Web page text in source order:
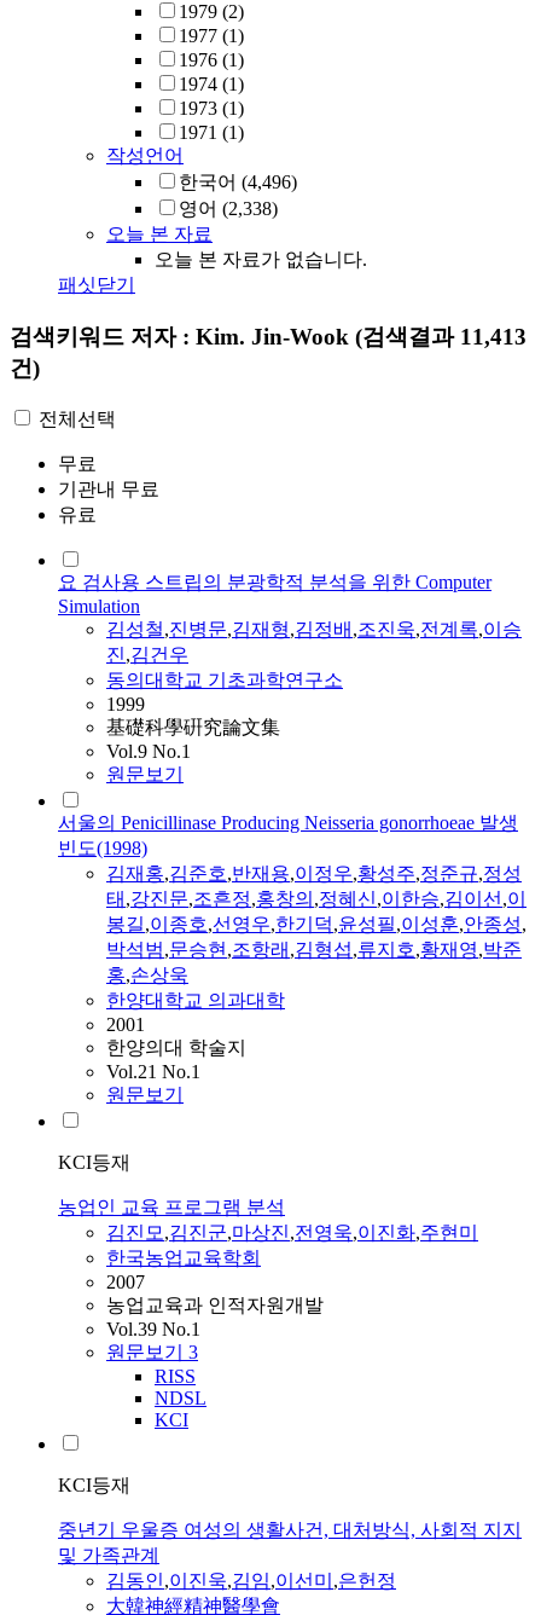
1979 (2)
1977 (1)
1976 (1)
1974 (1)
1973 (1)
1971 (1)
작성언어
한국어 (4,496)
영어 (2,338)
오늘 본 자료
오늘 본 자료가 없습니다.
패싯닫기
검색키워드 저자 : Kim. Jin-Wook (검색결과 11,413
건)
전체선택
무료
기관내 무료
유료
요 검사용 스트립의 분광학적 분석을 위한 Computer
Simulation
김성철,진병문,김재형,김정배 ,조진욱,전계록,이승
진,김건우
동의대학교 기초과학연구소
1999
基礎科學硏究論文集
Vol.9 No.1
원문보기
서울의 Penicillinase Producing Neisseria gonorrhoeae 발생
빈도(1998)
김재홍,김준호,반재용,이정우,황성주,정준규,정성
태 ,강진문,조흔정,홍창의 ,정혜신,이한승,김이선,이
봉길,이종호,선영우,한기덕,윤성필,이성훈,안종성,
박석범,문승현,조항래 ,김형섭,류지호,황재영,박준
홍,손상욱
한양대학교 의과대학
2001
한양의대 학술지
Vol.21 No.1
원문보기
KCI등재
농업인 교육 프로그램 분석
김진모,김진군,마상진,전영욱,이진화,주현미
한국농업교육학회
2007
농업교육과 인적자원개발
Vol.39 No.1
원문보기 3
RISS
NDSL
KCI
KCI등재
중년기 우울증 여성의 생활사건, 대처방식, 사회적 지지
및 가족관계
김동인,이진욱,김임,이선미 ,은헌정
大韓神經精神醫學會